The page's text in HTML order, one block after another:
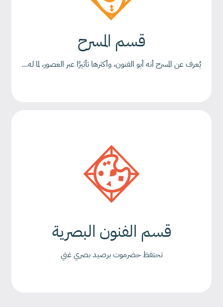
قسم المسرح
يُعرف عن المسرح أنه أبو الفنون، وأكثرها تأثيرًا عبر العصور، لما له...
قسم الفنون البصرية
تحتفظ حضرموت برصيد بصري غني